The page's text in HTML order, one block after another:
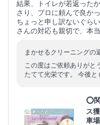
結果、トイレが若返った
さり、プロに頼んで良か
ちょっと申し訳ないぐら
さんの対応も親切で、本
まかせるクリーニングの
この度はご依頼ありがと
たてて光栄です。 今後と
⭕
ス
車